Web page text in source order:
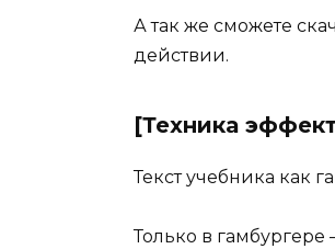
А так же сможете
действии.
[Техника
Текст учебника как
Только в гамбургере